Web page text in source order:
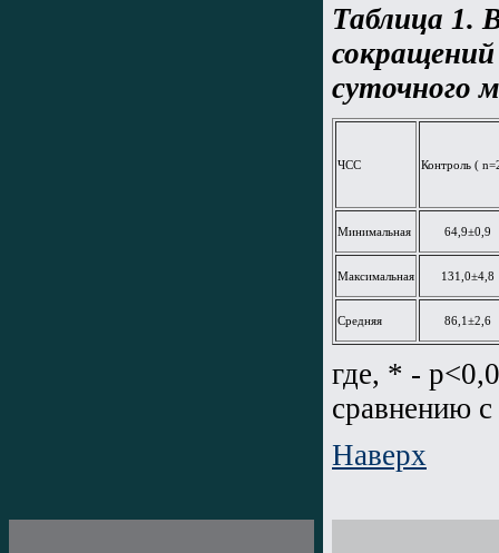
Таблица 1.
суточного
ЧСС Контроль (
Минимальная 64,9±0,9
Максимальная 131,0±4,8
Средняя 86,1±2,6
где, * -
сравнению
Наверх